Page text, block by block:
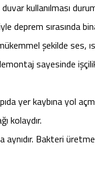
duvar kullanılması
deprem sırasında
şekilde ses,
sayesinde
yer kaybına yol
kolaydır.
aynıdır. Bakteri